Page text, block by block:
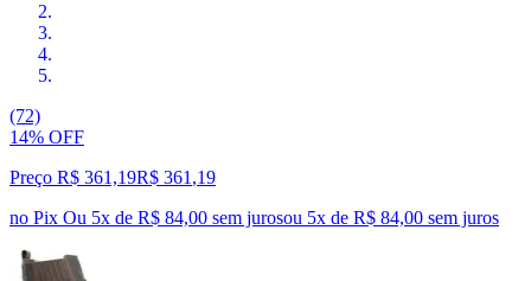
(72)
14% OFF
Preço R$ 361,19R$ 361 ,19
no Pix Ou 5x de R$ 84,00 sem jurosou 5x de R$ 84,00 sem juros